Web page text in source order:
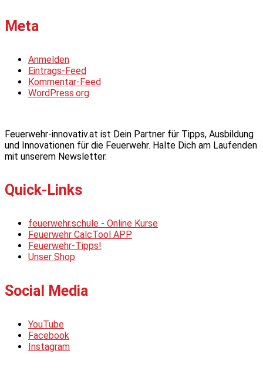
Meta
Anmelden
Eintrags-Feed
Kommentar-Feed
WordPress.org
Feuerwehr-innovativ.at ist Dein Partner für Tipps, Ausbildung
und Innovationen für die Feuerwehr. Halte Dich am Laufenden
mit unserem Newsletter.
Quick-Links
feuerwehr.schule - Online Kurse
Feuerwehr CalcTool APP
Feuerwehr-Tipps!
Unser Shop
Social Media
YouTube
Facebook
Instagram